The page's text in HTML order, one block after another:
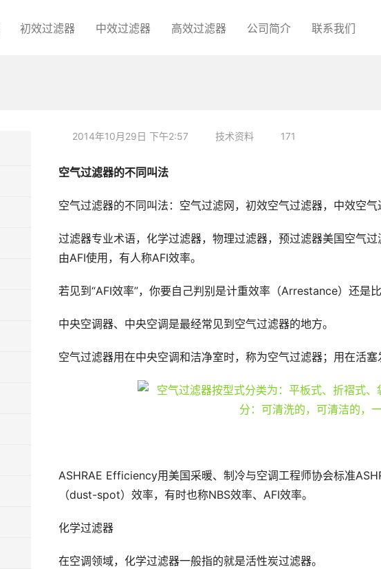
初效过滤器 中效过滤器 高效过滤器 公司简介 联系我们
2014年10月29日 下午2:57 技术资料 171
空气过滤器的不同叫法
空气过滤器的不同叫法：空气过滤网，初效空气过滤器，中效空
过滤器专业术语，化学过滤器，物理过滤器，预过滤器美国空气
由AFI使用，有人称AFI效率。
若见到“AFI效率”，你要自己判别是计重效率（Arrestance）还是
中央空调器、中央空调是最经常见到空气过滤器的地方。
空气过滤器用在中央空调和洁净室时，称为空气过滤器；用在活
ASHRAE Efficiency用美国采暖、制冷与空调工程师协会标准
（dust-spot）效率，有时也称NBS效率、AFI效率。
化学过滤器
在空调领域，化学过滤器一般指的就是活性炭过滤器。